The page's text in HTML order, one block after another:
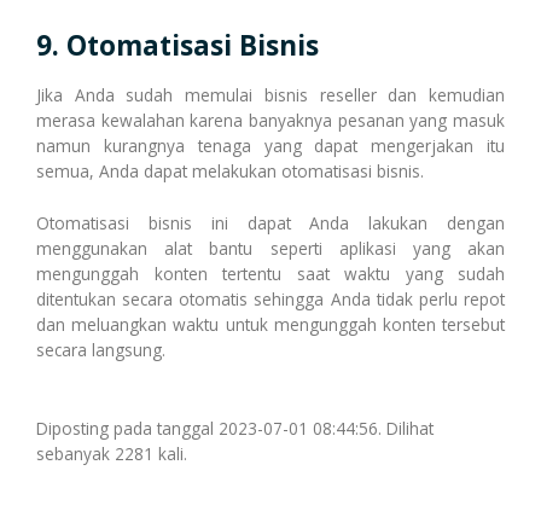
9. Otomatisasi Bisnis
Jika Anda sudah memulai bisnis reseller dan kemudian
merasa kewalahan karena banyaknya pesanan yang masuk
namun kurangnya tenaga yang dapat mengerjakan itu
semua, Anda dapat melakukan otomatisasi bisnis.
Otomatisasi bisnis ini dapat Anda lakukan dengan
menggunakan alat bantu seperti aplikasi yang akan
mengunggah konten tertentu saat waktu yang sudah
ditentukan secara otomatis sehingga Anda tidak perlu repot
dan meluangkan waktu untuk mengunggah konten tersebut
secara langsung.
Diposting pada tanggal 2023-07-01 08:44:56. Dilihat
sebanyak 2281 kali.